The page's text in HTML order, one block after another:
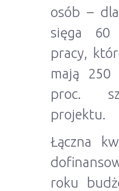
osób –
sięga 60
pracy,
mają 250
proc.
projektu.
Łączna
roku